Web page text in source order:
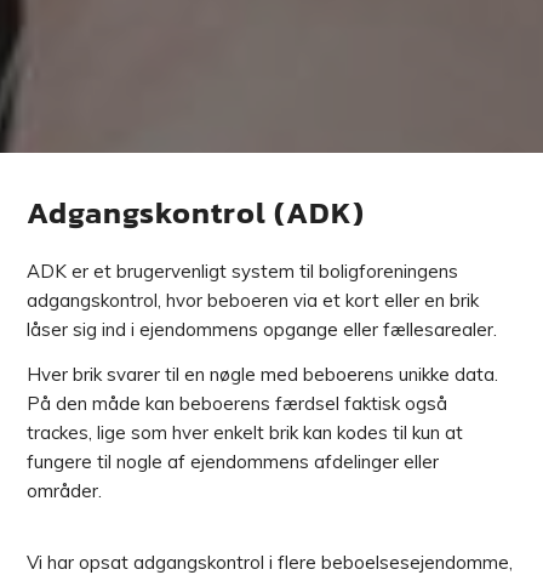
Adgangskontrol (ADK)
ADK er et brugervenligt system til boligforeningens
adgangskontrol, hvor beboeren via et kort eller en brik
låser sig ind i ejendommens opgange eller fællesarealer.
Hver brik svarer til en nøgle med beboerens unikke data.
På den måde kan beboerens færdsel faktisk også
trackes, lige som hver enkelt brik kan kodes til kun at
fungere til nogle af ejendommens afdelinger eller
områder.
Vi har opsat adgangskontrol i flere beboelsesejendomme,